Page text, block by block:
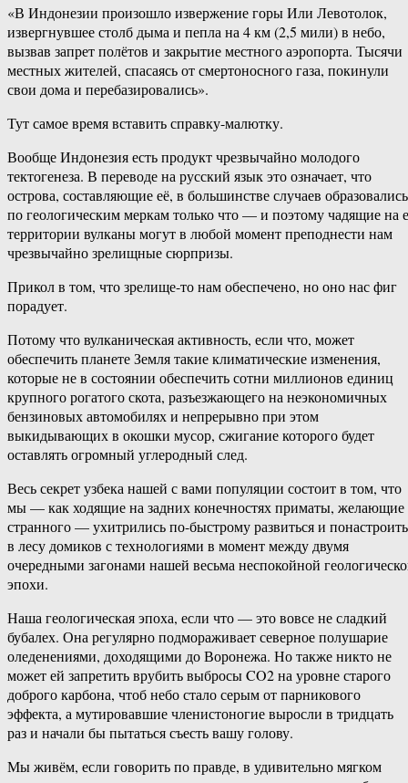
«В Индонезии произошло извержение горы Или Левотолок,
извергнувшее столб дыма и пепла на 4 км (2,5 мили) в небо,
вызвав запрет полётов и закрытие местного аэропорта. Тысячи
местных жителей, спасаясь от смертоносного газа, покинули
свои дома и перебазировались».
Тут самое время вставить справку-малютку.
Вообще Индонезия есть продукт чрезвычайно молодого
тектогенеза. В переводе на русский язык это означает, что
острова, составляющие её, в большинстве случаев образовались
по геологическим меркам только что — и поэтому чадящие на
территории вулканы могут в любой момент преподнести нам
чрезвычайно зрелищные сюрпризы.
Прикол в том, что зрелище-то нам обеспечено, но оно нас фиг
порадует.
Потому что вулканическая активность, если что, может
обеспечить планете Земля такие климатические изменения,
которые не в состоянии обеспечить сотни миллионов единиц
крупного рогатого скота, разъезжающего на неэкономичных
бензиновых автомобилях и непрерывно при этом
выкидывающих в окошки мусор, сжигание которого будет
оставлять огромный углеродный след.
Весь секрет узбека нашей с вами популяции состоит в том, что
мы — как ходящие на задних конечностях приматы, желающие
странного — ухитрились по-быстрому развиться и понастроить
в лесу домиков с технологиями в момент между двумя
очередными загонами нашей весьма неспокойной
эпохи.
Наша геологическая эпоха, если что — это вовсе не сладкий
бубалех. Она регулярно подмораживает северное полушарие
оледенениями, доходящими до Воронежа. Но также никто не
может ей запретить врубить выбросы CO2 на уровне старого
доброго карбона, чтоб небо стало серым от парникового
эффекта, а мутировавшие членистоногие выросли в тридцать
раз и начали бы пытаться съесть вашу голову.
Мы живём, если говорить по правде, в удивительно мягком